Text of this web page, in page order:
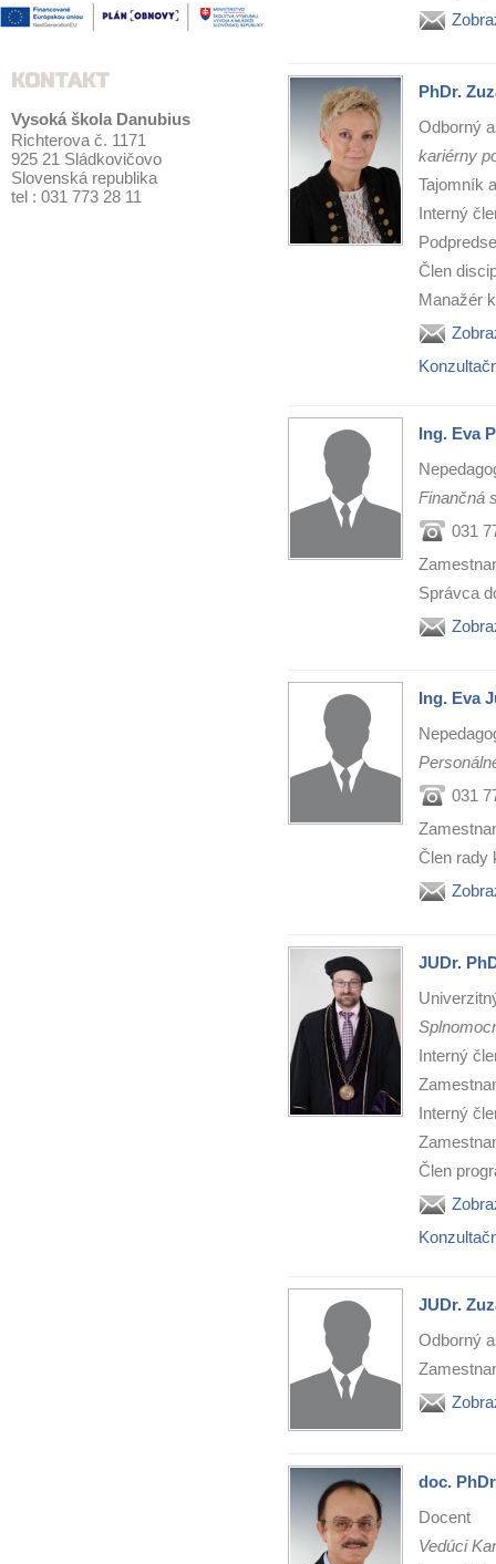
KONTAKT
Vysoká škola Danubius
Richterova č. 1171
925 21 Sládkovičovo
Slovenská republika
tel : 031 773 28 11
PhDr.
Odborný
kariérny
Tajomník
Interný
Člen
Manažér
Ing. Eva
Finančná
031
Správca
Ing. Eva
031
Člen rady
JUDr.
Interný
Interný
Člen
JUDr.
Odborný
doc.
Docent
Vedúci